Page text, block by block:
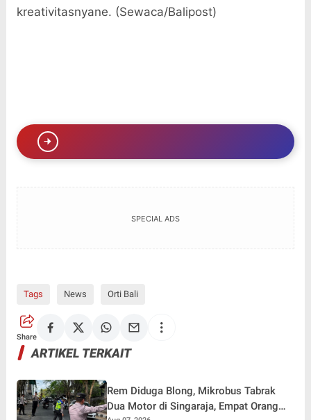
kreativitasnyane. (Sewaca/Balipost)
SPECIAL ADS
Tags News Orti Bali
Share
ARTIKEL TERKAIT
Rem Diduga Blong, Mikrobus Tabrak
Dua Motor di Singaraja, Empat Orang